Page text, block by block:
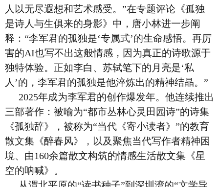
人以无尽遐想和艺术感受。”在专题评论《孤独
是诗人与生俱来的身影》中，唐小林进一步阐
释：“李军君的孤独是‘专属式’的生命感悟。再厉
害的AI也写不出这般情感，因为真正的诗歌源于
独特体验。正如李白、苏轼笔下的月亮是‘私
人’的，李军君的孤独是他淬炼出的精神结晶。”
2025年成为李军君的创作爆发年。他连续推出
三部著作：被喻为“都市丛林心灵田园诗”的诗集
《孤独辞》，被称为“当代《寄小读者》”的教育
散文集《醉春风》，以及聚焦当代写作者精神困
境、由160余篇散文构筑的情感生活散文集《星
空的呐喊》。